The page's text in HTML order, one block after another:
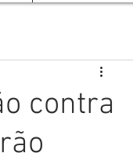
contra